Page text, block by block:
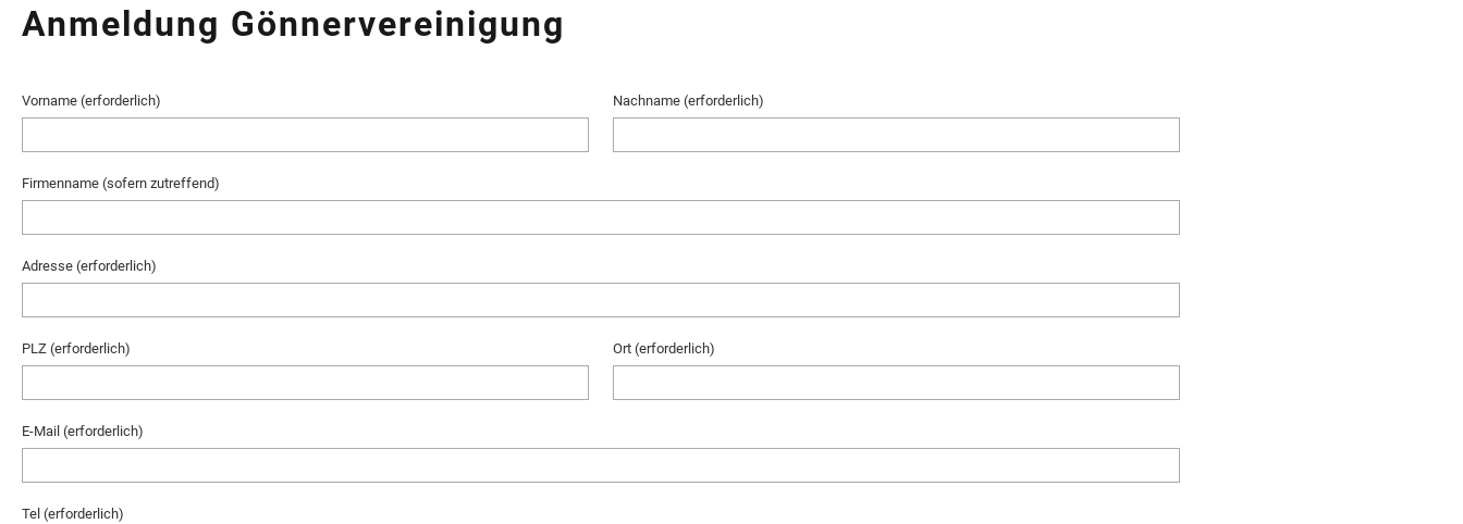
Anmeldung Gönnervereinigung
Vorname (erforderlich) Nachname (erforderlich)
Firmenname (sofern zutreffend)
Adresse (erforderlich)
PLZ (erforderlich) Ort (erforderlich)
E-Mail (erforderlich)
Tel (erforderlich)